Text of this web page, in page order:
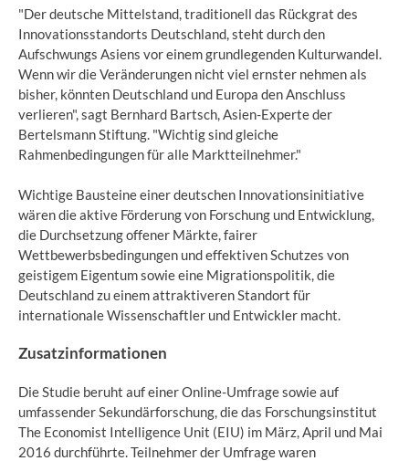
"Der deutsche Mittelstand, traditionell das Rückgrat des
Innovationsstandorts Deutschland, steht durch den
Aufschwungs Asiens vor einem grundlegenden Kulturwandel.
Wenn wir die Veränderungen nicht viel ernster nehmen als
bisher, könnten Deutschland und Europa den Anschluss
verlieren", sagt Bernhard Bartsch, Asien-Experte der
Bertelsmann Stiftung. "Wichtig sind gleiche
Rahmenbedingungen für alle Marktteilnehmer."
Wichtige Bausteine einer deutschen Innovationsinitiative
wären die aktive Förderung von Forschung und Entwicklung,
die Durchsetzung offener Märkte, fairer
Wettbewerbsbedingungen und effektiven Schutzes von
geistigem Eigentum sowie eine Migrationspolitik, die
Deutschland zu einem attraktiveren Standort für
internationale Wissenschaftler und Entwickler macht.
Zusatzinformationen
Die Studie beruht auf einer Online-Umfrage sowie auf
umfassender Sekundärforschung, die das Forschungsinstitut
The Economist Intelligence Unit (EIU) im März, April und Mai
2016 durchführte. Teilnehmer der Umfrage waren